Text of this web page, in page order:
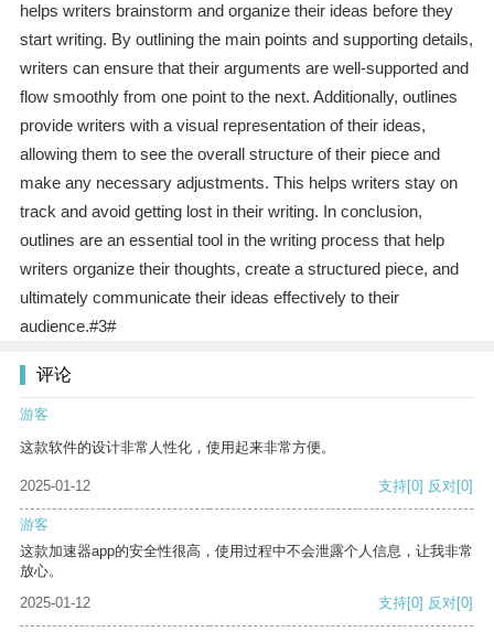
helps writers brainstorm and organize their ideas before they
start writing. By outlining the main points and supporting details,
writers can ensure that their arguments are well-supported and
flow smoothly from one point to the next. Additionally, outlines
provide writers with a visual representation of their ideas,
allowing them to see the overall structure of their piece and
make any necessary adjustments. This helps writers stay on
track and avoid getting lost in their writing. In conclusion,
outlines are an essential tool in the writing process that help
writers organize their thoughts, create a structured piece, and
ultimately communicate their ideas effectively to their
audience.#3#
评论
游客
这款软件的设计非常人性化，使用起来非常方便。
2025-01-12 支持[0] 反对[0]
游客
这款加速器app的安全性很高，使用过程中不会泄露个人信息，让我非常
放心。
2025-01-12
支持[0] 反对[0]